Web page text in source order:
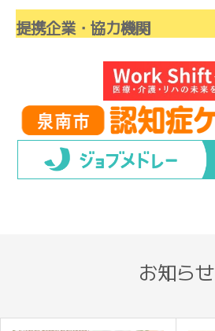
提携企業・協力機関
お知らせ